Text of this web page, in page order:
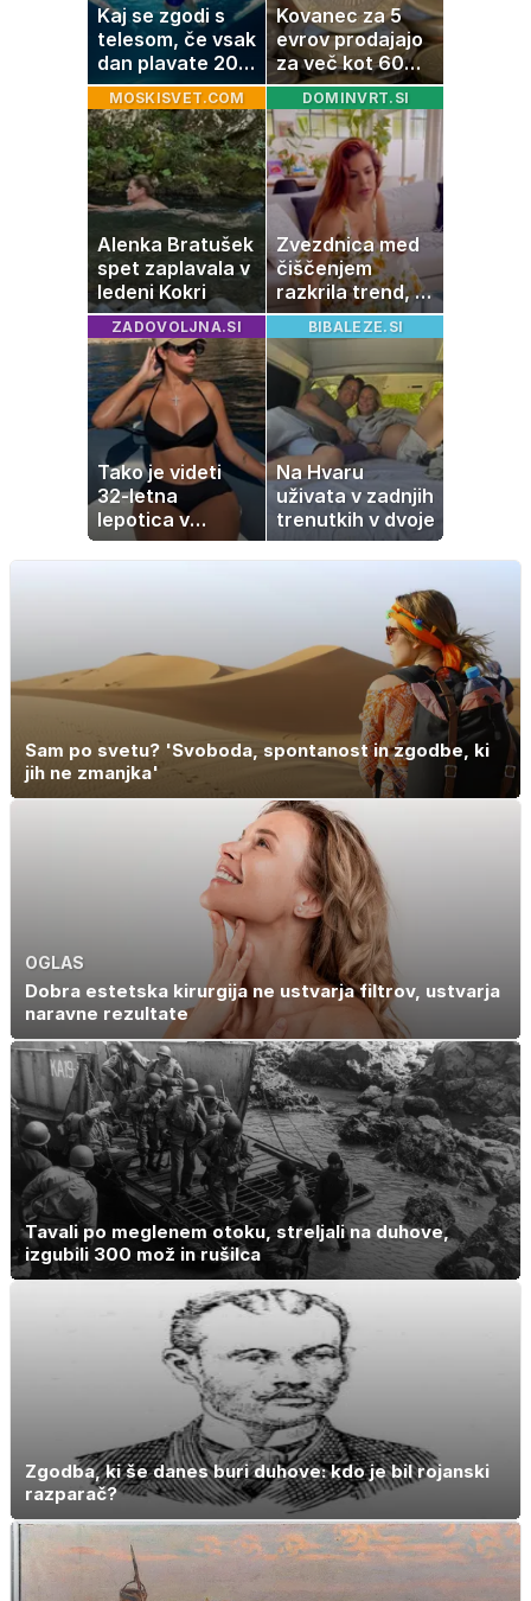
Kaj se zgodi s
telesom, če vsak
dan plavate 20
minut? Učinki, ki
jih morda ne
pričakujete
Kovanec za 5
evrov prodajajo
za več kot 60
evrov: navijači in
zbiratelji ga že
iščejo
MOSKISVET.COM
Alenka Bratušek
spet zaplavala v
ledeni Kokri
DOMINVRT.SI
Zvezdnica med
čiščenjem
razkrila trend, ki
osvaja sodobne
domove
ZADOVOLJNA.SI
Tako je videti
32-letna
lepotica v
zadnjih
trenutkih pred
BIBALEZE.SI
Na Hvaru
uživata v zadnjih
trenutkih v dvoje
Sam po svetu? 'Svoboda, spontanost in zgodbe, ki
jih ne zmanjka'
OGLAS
Dobra estetska kirurgija ne ustvarja filtrov, ustvarja
naravne rezultate
Tavali po meglenem otoku, streljali na duhove,
izgubili 300 mož in rušilca
Zgodba, ki še danes buri duhove: kdo je bil rojanski
razparač?